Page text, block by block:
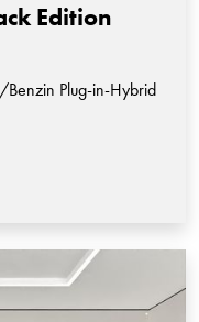
Edition
Plug-in-Hybrid